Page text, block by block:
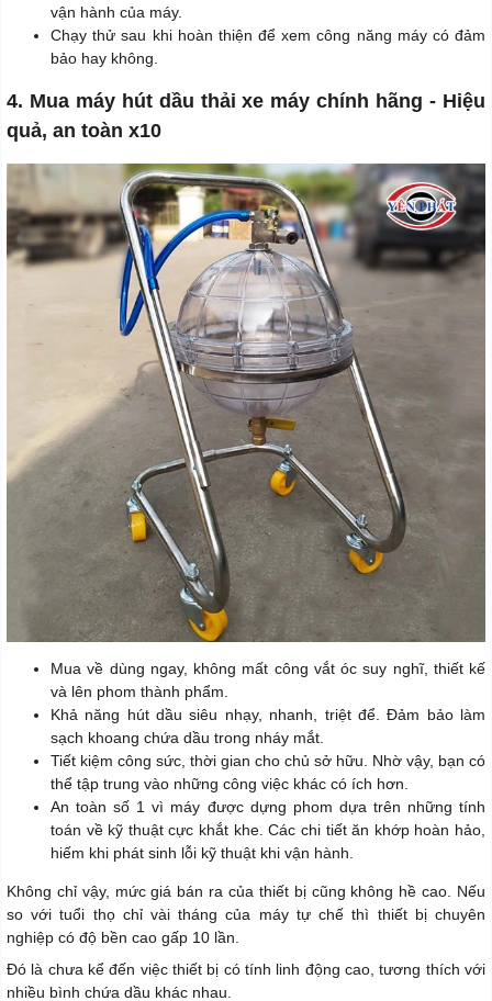
vận hành của máy.
Chạy thử sau khi hoàn thiện để xem công năng máy có đảm
bảo hay không.
4. Mua máy hút dầu thải xe máy chính hãng - Hiệu
quả, an toàn x10
Mua về dùng ngay, không mất công vắt óc suy nghĩ, thiết kế
và lên phom thành phẩm.
Khả năng hút dầu siêu nhạy, nhanh, triệt để. Đảm bảo làm
sạch khoang chứa dầu trong nháy mắt.
Tiết kiệm công sức, thời gian cho chủ sở hữu. Nhờ vậy, bạn có
thể tập trung vào những công việc khác có ích hơn.
An toàn số 1 vì máy được dựng phom dựa trên những tính
toán về kỹ thuật cực khắt khe. Các chi tiết ăn khớp hoàn hảo,
hiếm khi phát sinh lỗi kỹ thuật khi vận hành.
Không chỉ vậy, mức giá bán ra của thiết bị cũng không hề cao. Nếu
so với tuổi thọ chỉ vài tháng của máy tự chế thì thiết bị chuyên
nghiệp có độ bền cao gấp 10 lần.
Đó là chưa kể đến việc thiết bị có tính linh động cao, tương thích với
nhiều bình chứa dầu khác nhau.